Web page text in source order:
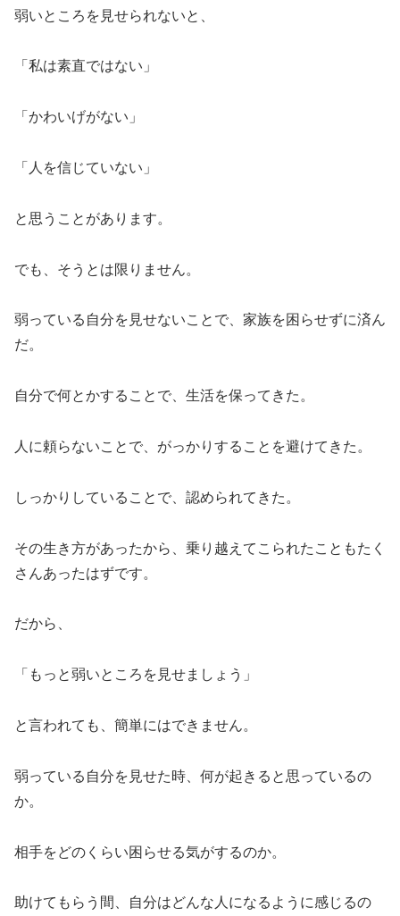
弱いところを見せられないと、
「私は素直ではない」
「かわいげがない」
「人を信じていない」
と思うことがあります。
でも、そうとは限りません。
弱っている自分を見せないことで、家族を困らせずに済ん
だ。
自分で何とかすることで、生活を保ってきた。
人に頼らないことで、がっかりすることを避けてきた。
しっかりしていることで、認められてきた。
その生き方があったから、乗り越えてこられたこともたく
さんあったはずです。
だから、
「もっと弱いところを見せましょう」
と言われても、簡単にはできません。
弱っている自分を見せた時、何が起きると思っているの
か。
相手をどのくらい困らせる気がするのか。
助けてもらう間、自分はどんな人になるように感じるの